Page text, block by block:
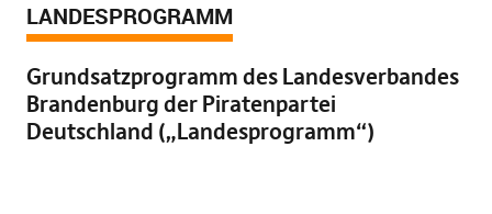
LANDESPROGRAMM
Grundsatzprogramm des Landesverbandes
Brandenburg der Piratenpartei
Deutschland („Landesprogramm“)